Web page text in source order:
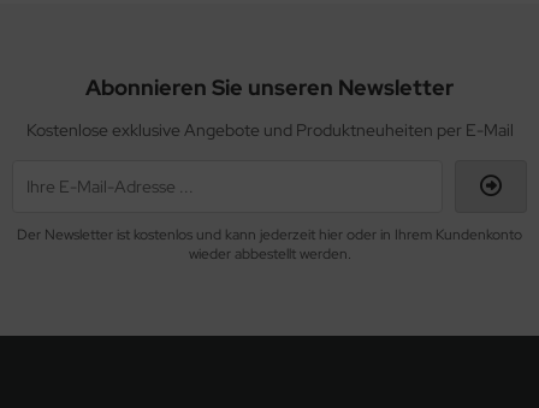
Abonnieren Sie unseren Newsletter
Kostenlose exklusive Angebote und Produktneuheiten per E-Mail
Der Newsletter ist kostenlos und kann jederzeit hier oder in Ihrem Kundenkonto
wieder abbestellt werden.